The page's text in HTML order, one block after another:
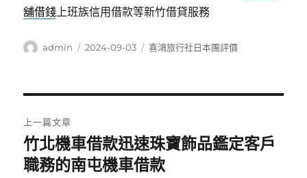
舖借錢上班族信用借款等新竹借貸服務
作
admin
發
2024-09-03
分
喜鴻旅行社日本團評價
章
導
上一篇文章
上
一
竹北機車借款迅速珠寶飾品鑑定客戶
職務的南屯機車借款